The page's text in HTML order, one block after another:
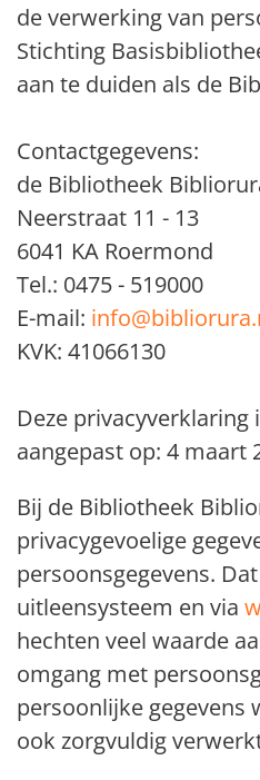
de verwerking van
Stichting
aan te duiden als de
Contactgegevens:
de Bibliotheek
Neerstraat 11 - 13
6041 KA Roermond
Tel.: 0475 - 519000
E-mail:
KVK: 41066130
Deze
aangepast op: 4 maart
Bij de Bibliotheek
privacygevoelige
persoonsgegevens.
uitleensysteem en via
hechten veel waarde
omgang met
persoonlijke gegevens
ook zorgvuldig